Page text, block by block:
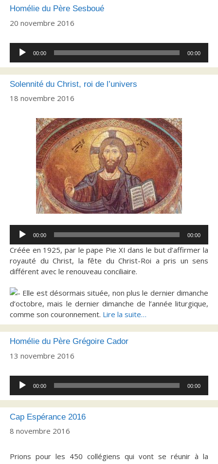
Homélie du Père Sesboué
20 novembre 2016
Lecteur
audio
00:00 00:00
Solennité du Christ, roi de l’univers
18 novembre 2016
Lecteur
audio
00:00 00:00
Créée en 1925, par le pape Pie XI dans le but d’affirmer la
royauté du Christ, la fête du Christ-Roi a pris un sens
différent avec le renouveau conciliaire.
Elle est désormais située, non plus le dernier dimanche
d’octobre, mais le dernier dimanche de l’année liturgique,
comme son couronnement. Lire la suite…
Homélie du Père Grégoire Cador
13 novembre 2016
Lecteur
audio
00:00 00:00
Cap Espérance 2016
8 novembre 2016
Prions pour les 450 collégiens qui vont se réunir à la